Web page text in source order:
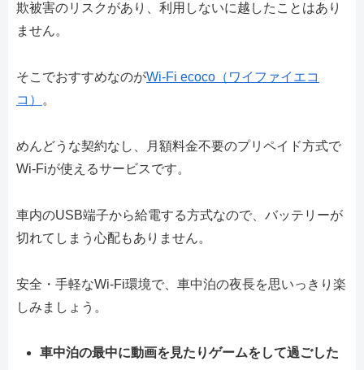
欺被害のリスクがあり、利用しないに越したことはあり
ません。
そこでおすすめなのがWi-Fi ecoco（ワイファイエコ
コ）
。
めんどうな契約なし、月額料金不要のプリペイド方式で
Wi-Fiが使えるサービスです。
車内のUSB端子から給電する方式なので、バッテリーが
切れてしまう心配もありません。
安全・手軽なWi-Fi環境で、車中泊の夜長を思いっきり楽
しみましょう。
車中泊の最中に動画を見たりゲームをして過ごした